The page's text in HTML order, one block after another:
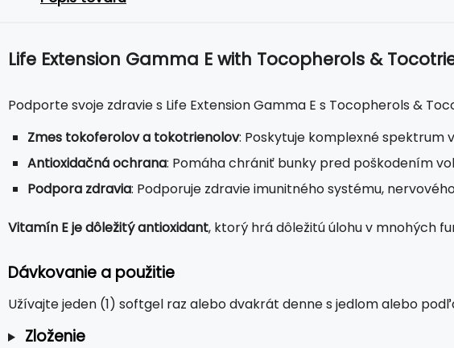
Life Extension Gamma E with Tocopherols &
Podporte svoje zdravie s Life Extension Gamma E s Tocopherols &
Zmes tokoferolov a tokotrienolov: Poskytuje komplexné spektrum
Antioxidačná ochrana: Pomáha chrániť bunky pred poškodením
Podpora zdravia: Podporuje zdravie imunitného systému,
Vitamín E je dôležitý antioxidant, ktorý hrá dôležitú úlohu v mnohých
Dávkovanie a použitie
Užívajte jeden (1) softgel raz alebo dvakrát denne s jedlom alebo
Zloženie